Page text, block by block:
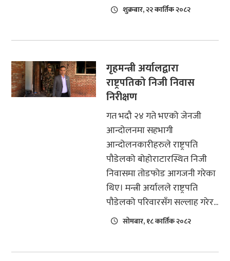
शुक्रबार, २२ कार्तिक २०८२
गृहमन्त्री अर्यालद्वारा
राष्ट्रपतिको निजी निवास
निरीक्षण
गत भदौ २४ गते भएको जेनजी
आन्दोलनमा सहभागी
आन्दोलनकारीहरुले राष्ट्रपति
पौडेलको बोहोराटारस्थित निजी
निवासमा तोडफोड आगजनी गरेका
थिए। मन्त्री अर्यालले राष्ट्रपति
पौडेलको परिवारसँग सल्लाह गरेर...
सोमबार, १८ कार्तिक २०८२